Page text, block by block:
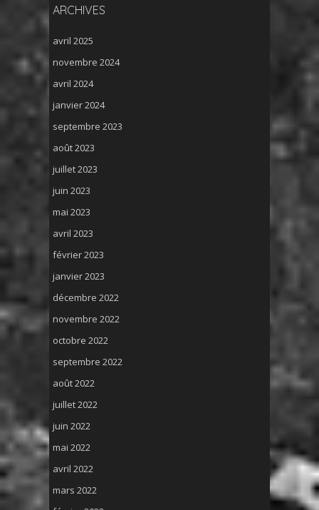
ARCHIVES
avril 2025
novembre 2024
avril 2024
janvier 2024
septembre 2023
août 2023
juillet 2023
juin 2023
mai 2023
avril 2023
février 2023
janvier 2023
décembre 2022
novembre 2022
octobre 2022
septembre 2022
août 2022
juillet 2022
juin 2022
mai 2022
avril 2022
mars 2022